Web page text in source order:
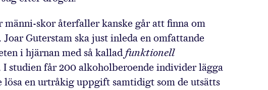
skor återfaller kanske går att finna om
Guterstam ska just inleda en omfattande
i hjärnan med så kallad funktionell
I studien får 200 alkoholberoende individer lägga
lösa en urtråkig uppgift samtidigt som de utsätts